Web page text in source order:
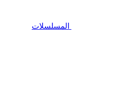
المسلسلات